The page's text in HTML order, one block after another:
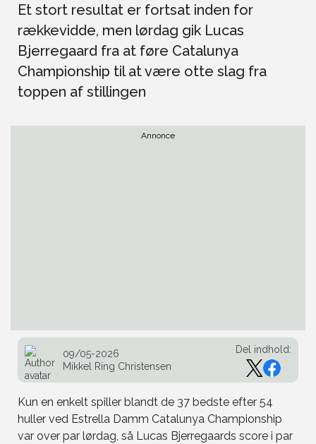
Et stort resultat er fortsat inden for
rækkevidde, men lørdag gik Lucas
Bjerregaard fra at føre Catalunya
Championship til at være otte slag fra
toppen af stillingen
Annonce
09/05-2026
Mikkel Ring Christensen
Del indhold:
Kun en enkelt spiller blandt de 37 bedste efter 54
huller ved Estrella Damm Catalunya Championship
var over par lørdag, så Lucas Bjerregaards score i par